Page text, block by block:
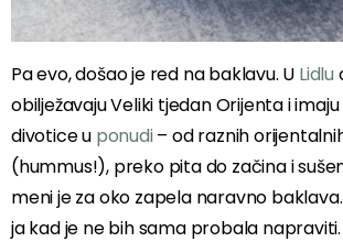
Pa evo, došao je red na baklavu. U Lidlu
obilježavaju Veliki tjedan Orijenta i
divotice u ponudi– od raznih
(hummus!), preko pita do začina i
meni je za oko zapela naravno
ja kad je ne bih sama probala napraviti.